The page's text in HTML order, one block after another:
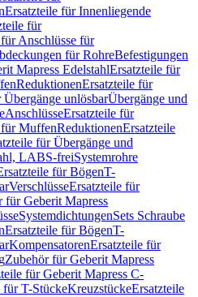
Ersatzteile für Innenliegende
für
Anschlüsse für
für RohreBefestigungen
Mapress EdelstahlErsatzteile für
ReduktionenErsatzteile für
unlösbarÜbergänge und
AnschlüsseErsatzteile für
MuffenReduktionenErsatzteile
für Übergänge und
LABS-freiSystemrohre
für BögenT-
VerschlüsseErsatzteile für
für Geberit Mapress
SystemdichtungenSets Schraube
Ersatzteile für BögenT-
KompensatorenErsatzteile für
Zubehör für Geberit Mapress
für Geberit Mapress C-
für T-StückeKreuzstückeErsatzteile